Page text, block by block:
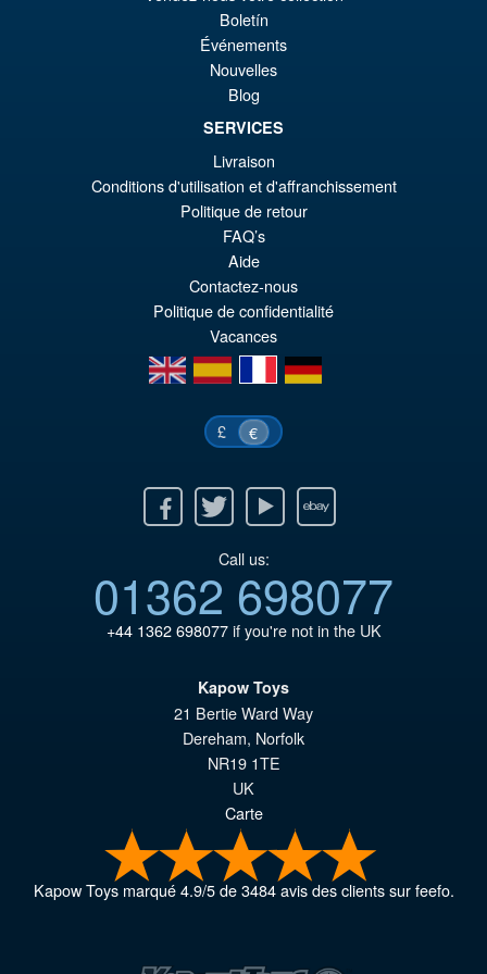
S.H.Figuarts One Piece Nico
Robin (Enies Lobby) Action
Figure
€67.56
PRÉ COMMANDE
Boletín
Événements
Nouvelles
Blog
SERVICES
Livraison
Conditions d'utilisation et d'affranchissement
Politique de retour
FAQ’s
Aide
Contactez-nous
Politique de confidentialité
Vacances
en
es fr de
£ €
Twitter Youtube Ebay
Call us:
01362 698077
+44 1362 698077if you're not in the UK
Kapow Toys
21 Bertie Ward Way
Dereham, Norfolk
NR19 1TE
UK
Carte
Kapow Toysmarqué4.9/5de3484avis des clients sur feefo.